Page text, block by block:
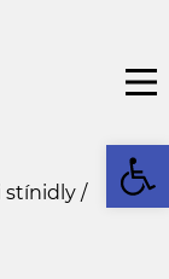
stínidly /